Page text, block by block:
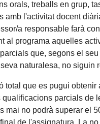
orals, treballs en grup,
amb l'activitat docent
a responsable farà
al programa aquelles
que, segons el seu
naturalesa, no siguin
total que es pugui obtenir
qualificacions parcials de
mai no podrà superar el